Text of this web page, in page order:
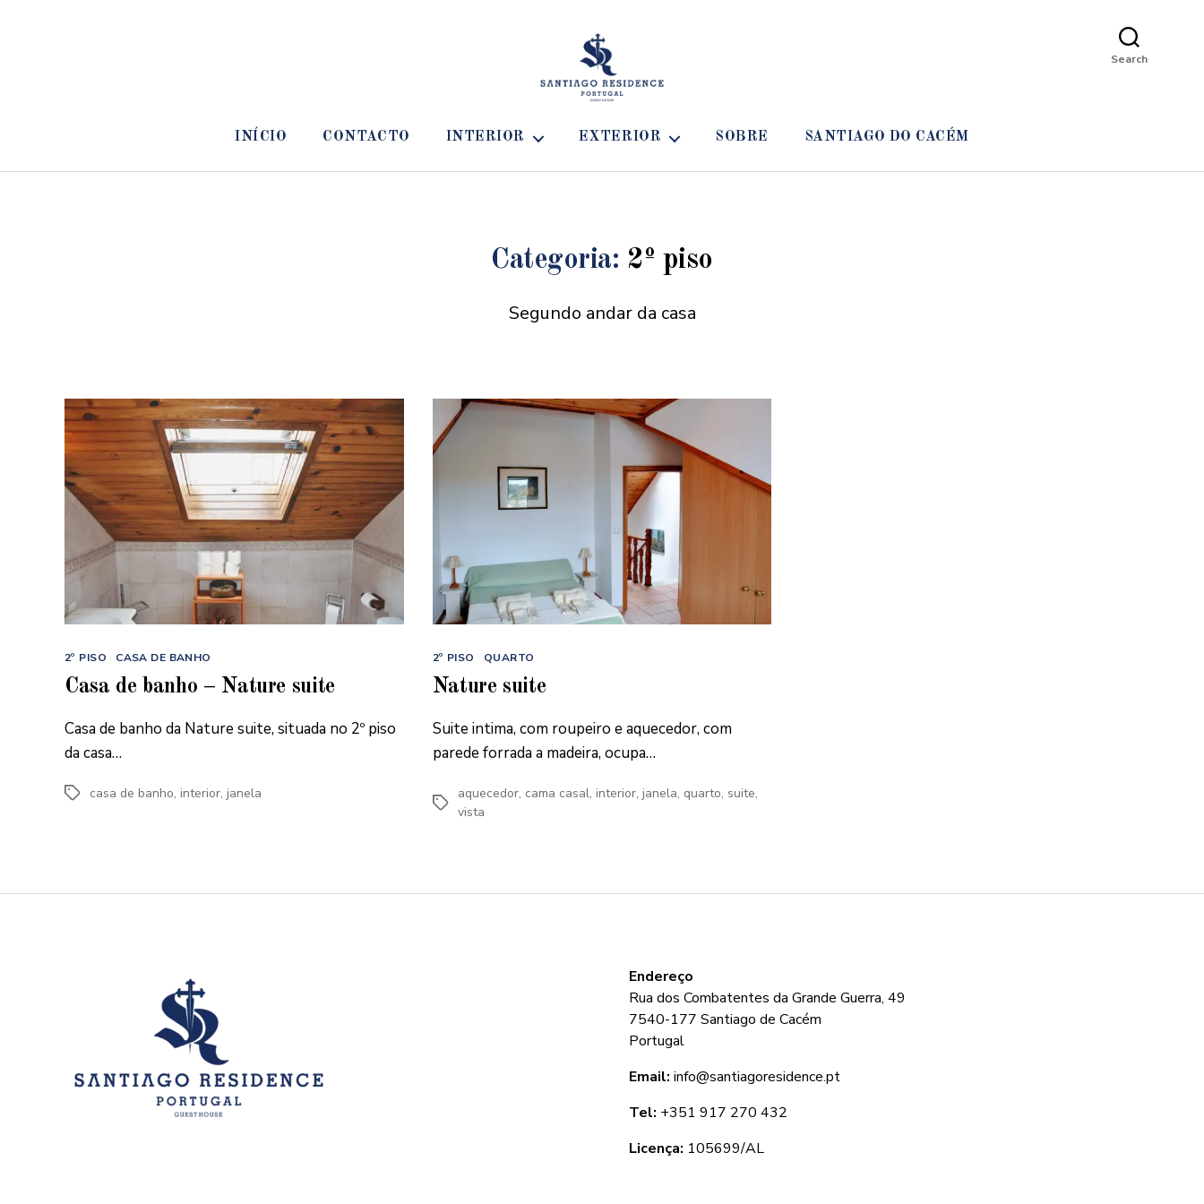
Residence
House
INÍCIO CONTACTO INTERIOR EXTERIOR SOBRE SANTIAGO DO CACÉM
Search
Categoria: 2º piso
Segundo andar da casa
Categorias
2º PISO CASA DE BANHO
Casa de banho – Nature suite
Casa de banho da Nature suite, situada no 2º piso
da casa…
Etiquetascasa de banho, interior, janela
Categorias
2º PISO QUARTO
Nature suite
Suite intima, com roupeiro e aquecedor, com
parede forrada a madeira, ocupa…
Etiquetas
aquecedor, cama casal, interior, janela, quarto, suite,
vista
Endereço
Rua dos Combatentes da Grande Guerra, 49
7540-177 Santiago de Cacém
Portugal
Email: info@santiagoresidence.pt
Tel: +351 917 270 432
Licença: 105699/AL